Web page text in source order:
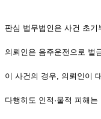
판심 법무법인은 사건 초
의뢰인은 음주운전으로 벌
이 사건의 경우, 의뢰인이
다행히도 인적·물적 피해